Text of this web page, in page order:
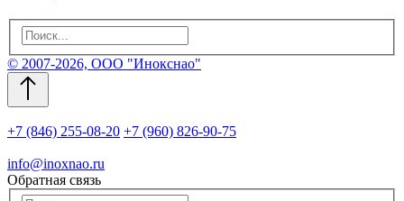
© 2007-2026, ООО "Инокснао"
+7 (846) 255-08-20 +7 (960) 826-90-75
info@inoxnao.ru
Обратная связь